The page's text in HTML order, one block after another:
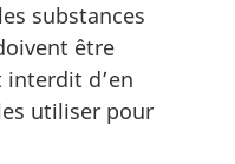
substances
être
interdit d’en
utiliser pour